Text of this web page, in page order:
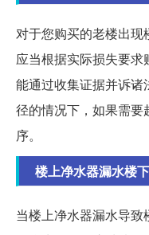
对于您购买的老楼出现
应当根据实际损失要
能通过收集证据并诉
径的情况下，如果需
序。
楼上净水器漏水楼
当楼上净水器漏水导